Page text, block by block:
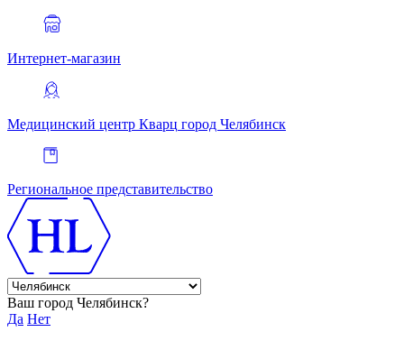
Интернет-магазин
Медицинский центр Кварц город Челябинск
Региональное представительство
Ваш город Челябинск?
Да Нет